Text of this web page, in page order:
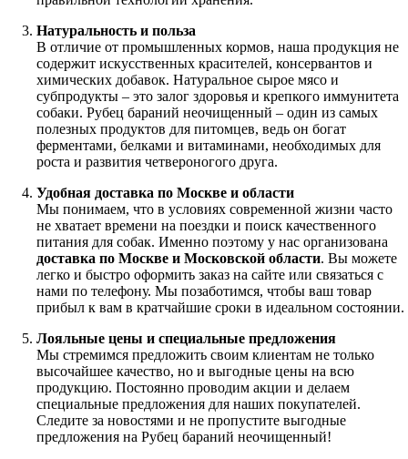
Натуральность и польза
В отличие от промышленных кормов, наша продукция не
содержит искусственных красителей, консервантов и
химических добавок. Натуральное сырое мясо и
субпродукты – это залог здоровья и крепкого иммунитета
собаки. Рубец бараний неочищенный – один из самых
полезных продуктов для питомцев, ведь он богат
ферментами, белками и витаминами, необходимых для
роста и развития четвероногого друга.
Удобная доставка по Москве и области
Мы понимаем, что в условиях современной жизни часто
не хватает времени на поездки и поиск качественного
питания для собак. Именно поэтому у нас организована
доставка по Москве и Московской области. Вы можете
легко и быстро оформить заказ на сайте или связаться с
нами по телефону. Мы позаботимся, чтобы ваш товар
прибыл к вам в кратчайшие сроки в идеальном состоянии.
Лояльные цены и специальные предложения
Мы стремимся предложить своим клиентам не только
высочайшее качество, но и выгодные цены на всю
продукцию. Постоянно проводим акции и делаем
специальные предложения для наших покупателей.
Следите за новостями и не пропустите выгодные
предложения на Рубец бараний неочищенный!